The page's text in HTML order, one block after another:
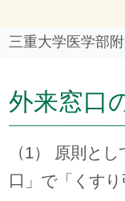
三重大学医学部
外来窓口
（1） 原則と
口」で「くす